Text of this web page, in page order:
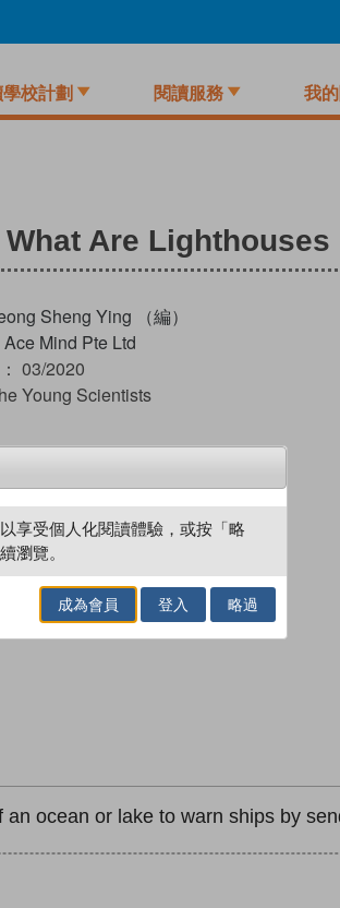
校計劃 閱讀服務 我
Are Lighthouses
Sheng Ying （編）
Ace Mind Pte Ltd
03/2020
Young Scientists
試閲 加入閱讀紀錄
入／閱讀電子書
ocean or lake to warn ships by
享受個人化閱讀體驗，或按「略
瀏覽。
成為會員 登入 略過